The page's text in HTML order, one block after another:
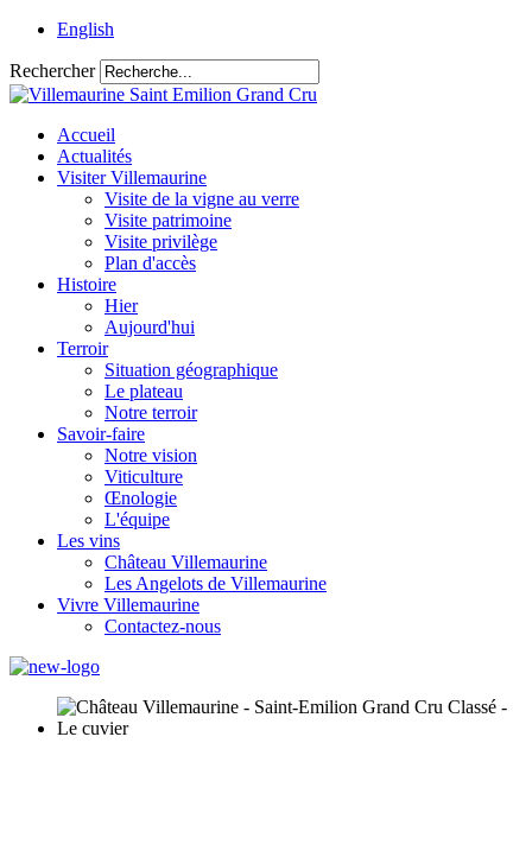
English
Rechercher
Accueil
Actualités
Visiter Villemaurine
Visite de la vigne au verre
Visite patrimoine
Visite privilège
Plan d'accès
Histoire
Hier
Aujourd'hui
Terroir
Situation géographique
Le plateau
Notre terroir
Savoir-faire
Notre vision
Viticulture
Œnologie
L'équipe
Les vins
Château Villemaurine
Les Angelots de Villemaurine
Vivre Villemaurine
Contactez-nous